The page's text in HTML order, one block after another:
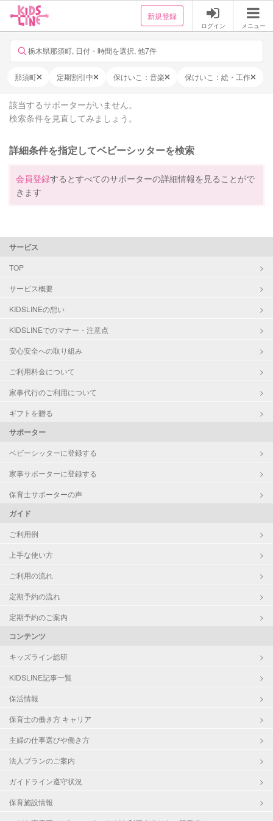
新規登録
ログイン メニュー
栃木県那須町, 日付・時間を選択, 他7件
那須町 定期割引中 保けいこ：音楽 保けいこ：絵・工作
該当するサポーターがいません。
検索条件を見直してみましょう。
詳細条件を指定してベビーシッターを検索
会員登録するとすべてのサポーターの詳細情報を見ることがで
きます
サービス
TOP
サービス概要
KIDSLINEの想い
KIDSLINEでのマナー・注意点
安心安全への取り組み
ご利用料金について
家事代行のご利用について
ギフトを贈る
サポーター
ベビーシッターに登録する
家事サポーターに登録する
保育士サポーターの声
ガイド
ご利用例
上手な使い方
ご利用の流れ
定期予約の流れ
定期予約のご案内
コンテンツ
キッズライン総研
KIDSLINE記事一覧
保活情報
保育士の働き方 キャリア
主婦の仕事選びや働き方
法人プランのご案内
ガイドライン遵守状況
保育施設情報